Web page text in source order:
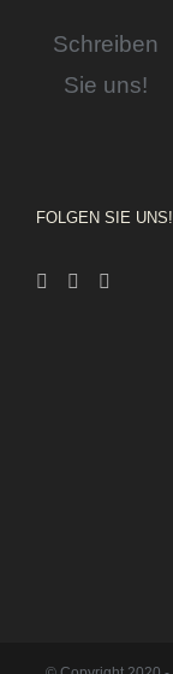
Schreiben
Sie uns!
FOLGEN SIE UNS!